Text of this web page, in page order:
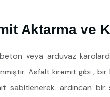
Aktarma ve
veya arduvaz
Asfalt kiremit gibi , bir
sabitlenerek, ardından bir